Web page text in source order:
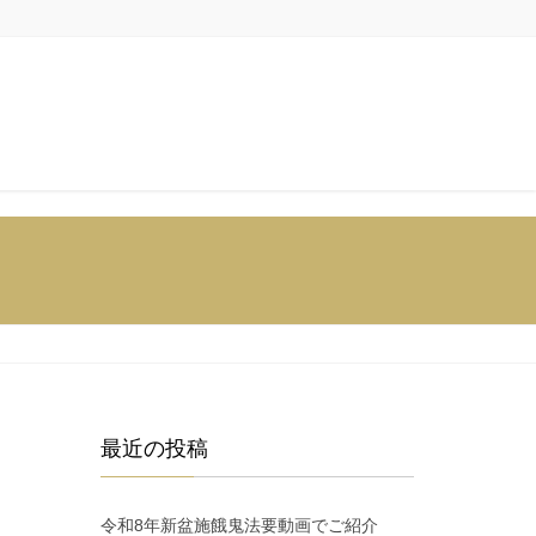
最近の投稿
令和8年新盆施餓鬼法要動画でご紹介